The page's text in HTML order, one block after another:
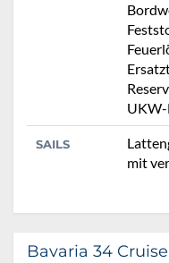
SAILS
mit
Bavaria 34